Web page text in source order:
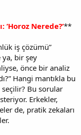
‘Horoz Nerede?’**
iş çözümü”
ya, bir şey
önce bir analiz
Hangi mantıkla bu
Bu sorular
Erkekler,
de, pratik zekaları